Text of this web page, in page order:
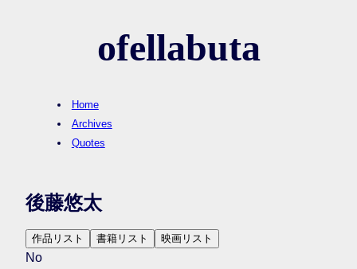
ofellabuta
Home
Archives
Quotes
後藤悠太
作品リスト 書籍リスト 映画リスト
No